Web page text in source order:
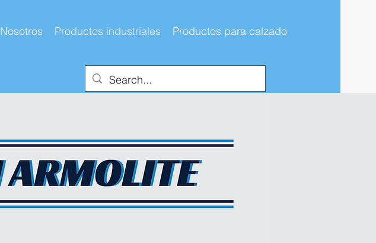
Nosotros Productos industriales Productos para calzado